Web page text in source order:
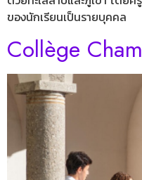
ของนักเรียนเป็นรายบุคคล
Collège